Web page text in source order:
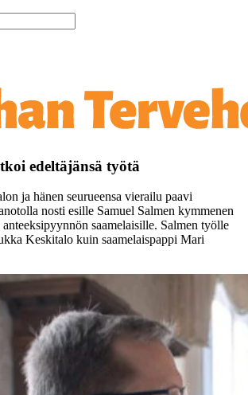
edeltäjänsä työtä
ja hänen seurueensa vierailu paavi
nosti esille Samuel Salmen kymmenen
saamelaisille. Salmen työlle
Keskitalo kuin saamelaispappi Mari